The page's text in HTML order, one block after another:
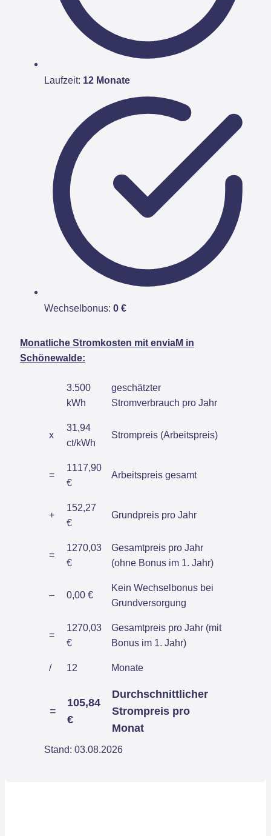
Laufzeit: 12 Monate
Wechselbonus: 0 €
Monatliche Stromkosten mit enviaM in
Schönewalde:
3.500
kWh
geschätzter
Stromverbrauch pro Jahr
x
31,94
ct/kWh
Strompreis (Arbeitspreis)
=
1117,90
€
Arbeitspreis gesamt
+
152,27
€
Grundpreis pro Jahr
=
1270,03
€
Gesamtpreis pro Jahr
(ohne Bonus im 1. Jahr)
– 0,00 €
Kein Wechselbonus bei
Grundversorgung
=
1270,03
€
Gesamtpreis pro Jahr (mit
Bonus im 1. Jahr)
/ 12 Monate
=
105,84
€
Durchschnittlicher
Strompreis pro
Monat
Stand: 03.08.2026